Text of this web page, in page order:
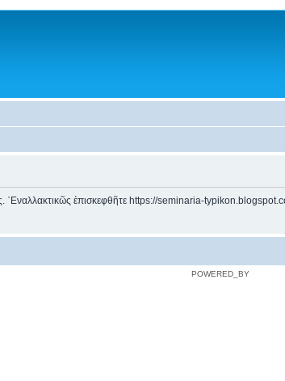
᾿Εναλλακτικῶς ἐπισκεφθῆτε https://seminaria-
POWERED_BY